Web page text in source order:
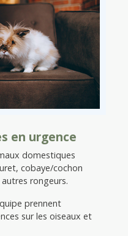
en urgence
domestiques
cobaye/cochon
rongeurs.
prennent
sur les oiseaux et